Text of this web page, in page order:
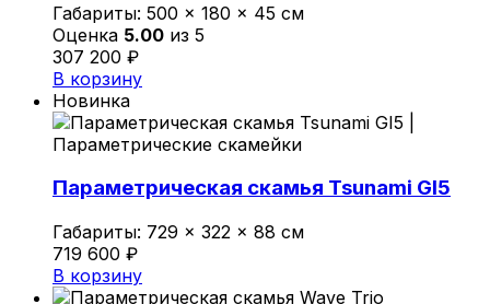
Габариты: 500 × 180 × 45 см
Оценка 5.00 из 5
307 200 ₽
В корзину
Новинка
Параметрическая скамья Tsunami GI5
Габариты: 729 × 322 × 88 см
719 600 ₽
В корзину